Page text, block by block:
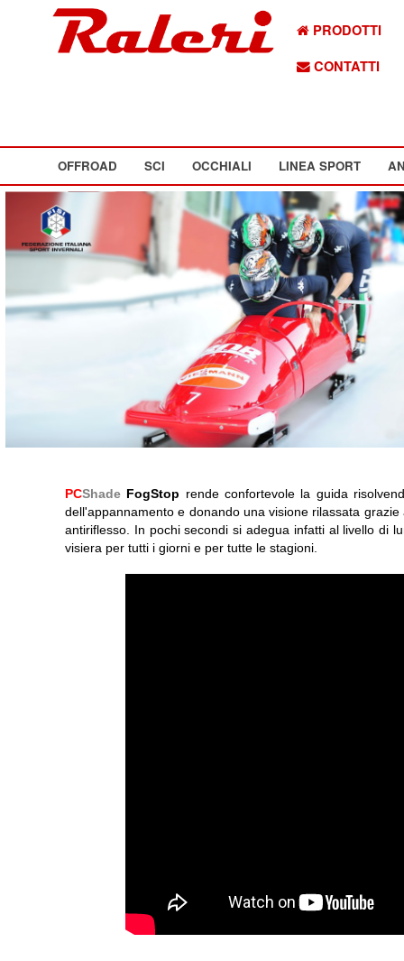
PRODOTTI
CONTATTI
OFFROAD SCI OCCHIALI LINEA SPORT
PCShade FogStop rende confortevole la guida
dell'appannamento e donando una visione rilassata
antiriflesso. In pochi secondi si adegua infatti al livello di
visiera per tutti i giorni e per tutte le stagioni.